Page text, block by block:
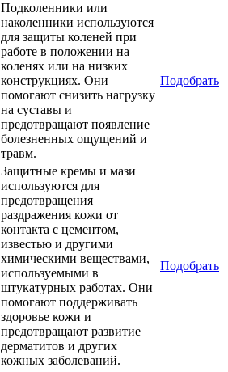
Подколенники или
наколенники используются
для защиты коленей при
работе в положении на
коленях или на низких
конструкциях. Они
помогают снизить нагрузку
на суставы и
предотвращают появление
болезненных ощущений и
травм.
Подобрать
Защитные кремы и мази
используются для
предотвращения
раздражения кожи от
контакта с цементом,
известью и другими
химическими веществами,
используемыми в
штукатурных работах. Они
помогают поддерживать
здоровье кожи и
предотвращают развитие
дерматитов и других
кожных заболеваний.
Подобрать